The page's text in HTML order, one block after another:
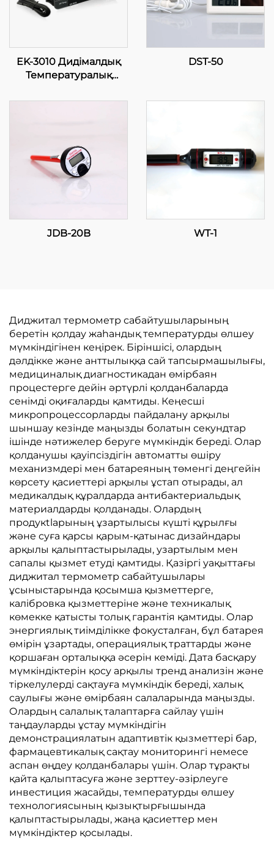
EK-3010 Дидімалдық
Температуралық
Қолыңыздағы Дәлдік
DST-50
JDB-20B WT-1
Диджитал термометр сабайтушыларының
беретін қолдау жаһандық температурды өлшеу
мүмкіндігінен кеңірек. Біріншісі, олардың
дәлдікке және анттылыққа сай тапсырмашылығы,
медициналық диагностикадан өмірбаян
процестерге дейін әртүрлі қолданбаларда
сенімді оқиғаларды қамтиды. Кеңесші
микропроцессорларды пайдалану арқылы
шыншау кезінде маңызды болатын секундтар
ішінде нәтижелер беруге мүмкіндік береді. Олар
қолданушы қауіпсіздігін автоматты өшіру
механизмдері мен батареяның төменгі деңгейін
көрсету қасиеттері арқылы ұстап отырады, ал
медикалдық құралдарда антибактериальдық
материалдарды қолданады. Олардың
продукtlарының ұзартылысы күшті құрылғы
және суға қарсы қарым-қатынас дизайндары
арқылы қалыптастырылады, узартылым мен
сапалы қызмет етуді қамтиды. Қазіргі уақыттағы
диджитал термометр сабайтушылары
ұсыныстарында қосымша қызметтерге,
калібровка қызметтеріне және техникалық
көмекке қатысты толық гарантія қамтиды. Олар
энергиялық тиімділікке фокусталған, бұл батарея
өмірін ұзартады, операциялық траттарды және
қоршаған орталыққа әсерін кеміді. Дата басқару
мүмкіндіктерін қосу арқылы тренд анализін және
тіркелулерді сақтауға мүмкіндік береді, халық
саулығы және өмірбаян салаларында маңызды.
Олардың салалық талаптарға сайлау үшін
таңдауларды ұстау мүмкіндігін
демонстрациялатын адаптивтік қызметтері бар,
фармацевтикалық сақтау мониторингі немесе
аспан өңдеу қолданбалары үшін. Олар тұрақты
қайта қалыптасуға және зерттеу-әзірлеуге
инвестиция жасайды, температурды өлшеу
технологиясының қызықтырғышында
қалыптастырылады, жаңа қасиеттер мен
мүмкіндіктер қосылады.